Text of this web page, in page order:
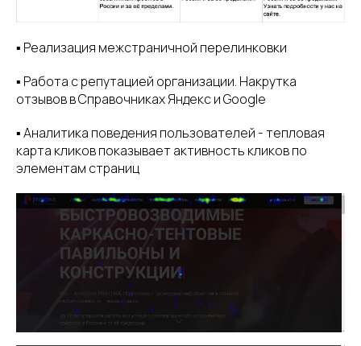
▪️ Реализация межстраничной перелинковки
▪️ Работа с репутацией организации. Накрутка
отзывов в Справочниках Яндекс и Google
▪️ Аналитика поведения пользователей - тепловая
карта кликов показывает активность кликов по
элементам страниц